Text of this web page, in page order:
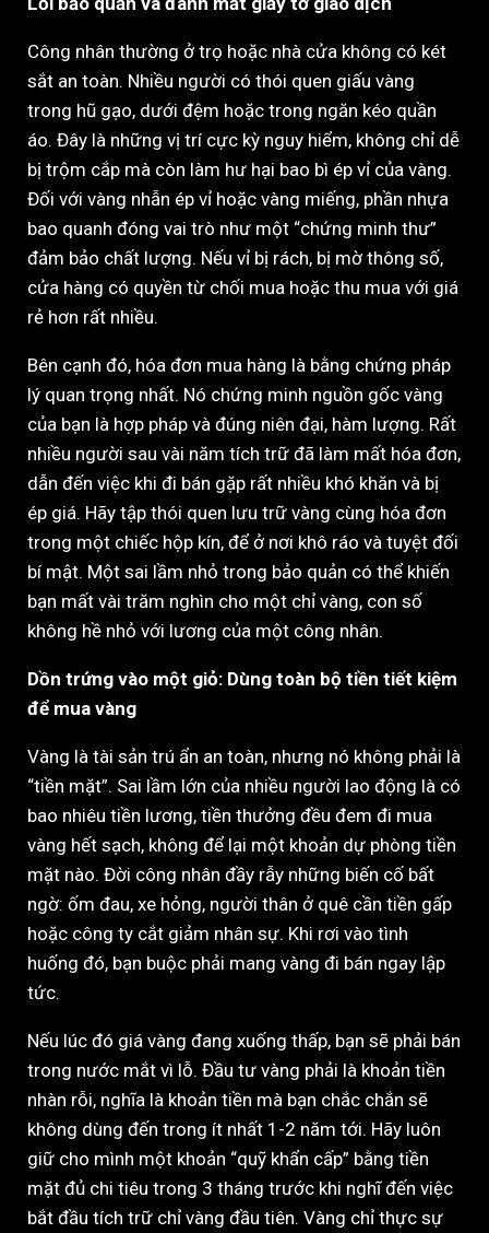
Công nhân thường ở trọ hoặc nhà cửa không có két
sắt an toàn. Nhiều người có thói quen giấu vàng
trong hũ gạo, dưới đệm hoặc trong ngăn kéo quần
áo. Đây là những vị trí cực kỳ nguy hiểm, không chỉ dễ
bị trộm cắp mà còn làm hư hại bao bì ép vỉ của vàng.
Đối với vàng nhẫn ép vỉ hoặc vàng miếng, phần nhựa
bao quanh đóng vai trò như một “chứng minh thư”
đảm bảo chất lượng. Nếu vỉ bị rách, bị mờ thông số,
cửa hàng có quyền từ chối mua hoặc thu mua với giá
rẻ hơn rất nhiều.
Bên cạnh đó, hóa đơn mua hàng là bằng chứng pháp
lý quan trọng nhất. Nó chứng minh nguồn gốc vàng
của bạn là hợp pháp và đúng niên đại, hàm lượng. Rất
nhiều người sau vài năm tích trữ đã làm mất hóa đơn,
dẫn đến việc khi đi bán gặp rất nhiều khó khăn và bị
ép giá. Hãy tập thói quen lưu trữ vàng cùng hóa đơn
trong một chiếc hộp kín, để ở nơi khô ráo và tuyệt đối
bí mật. Một sai lầm nhỏ trong bảo quản có thể khiến
bạn mất vài trăm nghìn cho một chỉ vàng, con số
không hề nhỏ với lương của một công nhân.
Dồn trứng vào một giỏ: Dùng toàn bộ tiền tiết kiệm
để mua vàng
Vàng là tài sản trú ẩn an toàn, nhưng nó không phải là
“tiền mặt”. Sai lầm lớn của nhiều người lao động là có
bao nhiêu tiền lương, tiền thưởng đều đem đi mua
vàng hết sạch, không để lại một khoản dự phòng tiền
mặt nào. Đời công nhân đầy rẫy những biến cố bất
ngờ: ốm đau, xe hỏng, người thân ở quê cần tiền gấp
hoặc công ty cắt giảm nhân sự. Khi rơi vào tình
huống đó, bạn buộc phải mang vàng đi bán ngay lập
tức.
Nếu lúc đó giá vàng đang xuống thấp, bạn sẽ phải bán
trong nước mắt vì lỗ. Đầu tư vàng phải là khoản tiền
nhàn rỗi, nghĩa là khoản tiền mà bạn chắc chắn sẽ
không dùng đến trong ít nhất 1-2 năm tới. Hãy luôn
giữ cho mình một khoản “quỹ khẩn cấp” bằng tiền
mặt đủ chi tiêu trong 3 tháng trước khi nghĩ đến việc
bắt đầu tích trữ chỉ vàng đầu tiên. Vàng chỉ thực sự